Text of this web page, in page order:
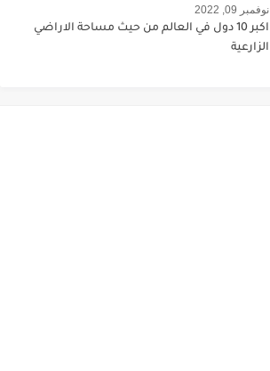
نوفمبر 09, 2022
اكبر 10 دول في العالم من حيث مساحة الاراضي
الزارعية